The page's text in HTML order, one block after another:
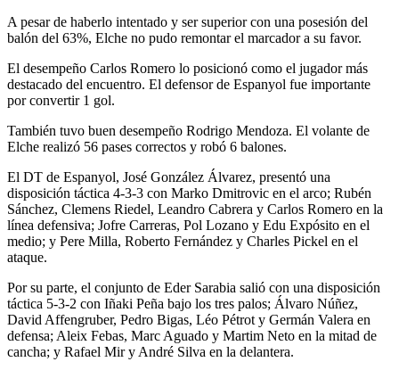
A pesar de haberlo intentado y ser superior con una posesión del
balón del 63%, Elche no pudo remontar el marcador a su favor.
El desempeño Carlos Romero lo posicionó como el jugador más
destacado del encuentro. El defensor de Espanyol fue importante
por convertir 1 gol.
También tuvo buen desempeño Rodrigo Mendoza. El volante de
Elche realizó 56 pases correctos y robó 6 balones.
El DT de Espanyol, José González Álvarez, presentó una
disposición táctica 4-3-3 con Marko Dmitrovic en el arco; Rubén
Sánchez, Clemens Riedel, Leandro Cabrera y Carlos Romero en la
línea defensiva; Jofre Carreras, Pol Lozano y Edu Expósito en el
medio; y Pere Milla, Roberto Fernández y Charles Pickel en el
ataque.
Por su parte, el conjunto de Eder Sarabia salió con una disposición
táctica 5-3-2 con Iñaki Peña bajo los tres palos; Álvaro Núñez,
David Affengruber, Pedro Bigas, Léo Pétrot y Germán Valera en
defensa; Aleix Febas, Marc Aguado y Martim Neto en la mitad de
cancha; y Rafael Mir y André Silva en la delantera.